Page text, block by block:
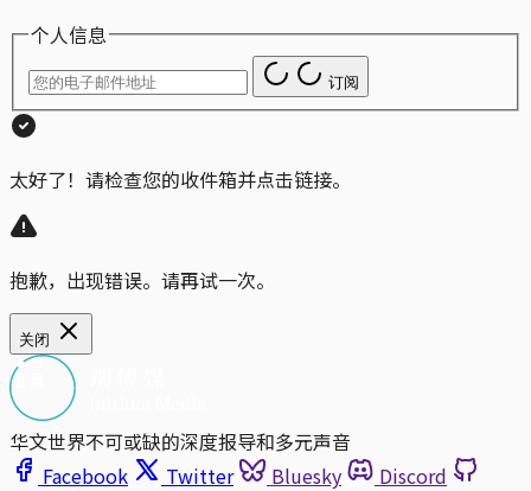
个人信息
订阅
太好了！请检查您的收件箱并点击链接。
抱歉，出现错误。请再试一次。
关闭
华文世界不可或缺的深度报导和多元声音
Facebook
Twitter Bluesky
Discord